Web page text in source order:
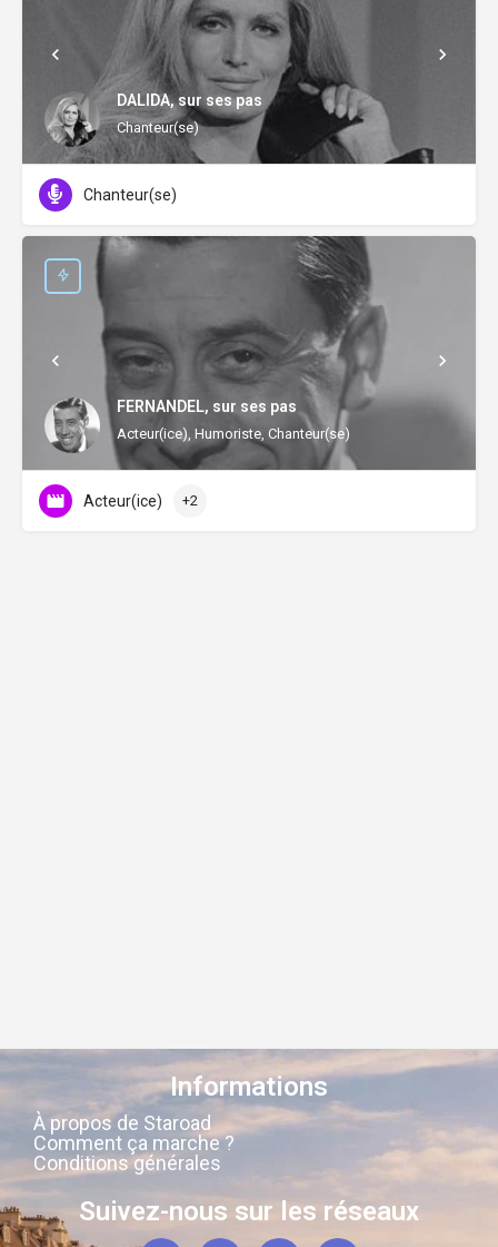
DALIDA, sur ses pas
Chanteur(se)
Chanteur(se)
FERNANDEL, sur ses pas
Acteur(ice), Humoriste, Chanteur(se)
Acteur(ice) +2
Informations
À propos de Staroad
Comment ça marche ?
Conditions générales
Suivez-nous sur les réseaux